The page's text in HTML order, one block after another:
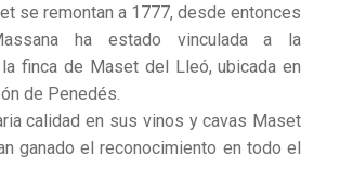
se remontan a 1777, desde entonces
ha estado vinculada a la
finca de Maset del Lleó, ubicada en
de Penedés.
calidad en sus vinos y cavas Maset
ganado el reconocimiento en todo el